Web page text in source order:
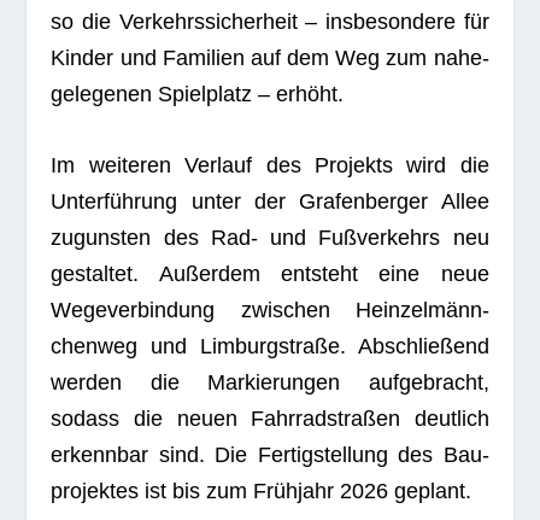
so die Ver­kehrs­si­cher­heit – ins­be­son­dere für
Kin­der und Fami­lien auf dem Weg zum nahe­
ge­le­ge­nen Spiel­platz – erhöht.
Im wei­te­ren Ver­lauf des Pro­jekts wird die
Unter­füh­rung unter der Gra­fen­ber­ger Allee
zuguns­ten des Rad- und Fuß­ver­kehrs neu
gestal­tet. Außer­dem ent­steht eine neue
Wege­ver­bin­dung zwi­schen Hein­zel­männ­
chen­weg und Lim­burg­straße. Abschlie­ßend
wer­den die Mar­kie­run­gen auf­ge­bracht,
sodass die neuen Fahr­rad­stra­ßen deut­lich
erkenn­bar sind. Die Fer­tig­stel­lung des Bau­
pro­jek­tes ist bis zum Früh­jahr 2026 geplant.